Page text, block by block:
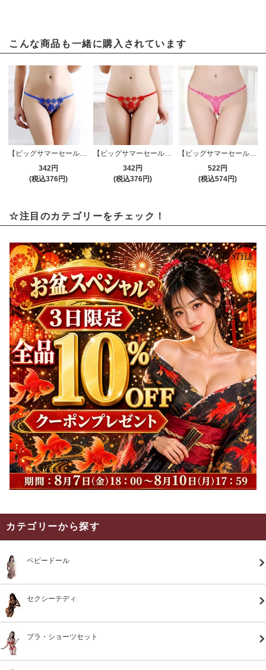
こんな商品も一緒に購入されています
【ビッグサマーセール対象品】Tバック・ショーツ(T-BACK・SHORTS) 166bl
342円
(税込376円)
【ビッグサマーセール対象品】Tバック・ショーツ(T-BACK・SHORTS) 166rd
342円
(税込376円)
【ビッグサマーセール対象品】Tバック・ショーツ(T-BACK・SHORTS) 191pk
522円
(税込574円)
☆注目のカテゴリーをチェック！
カテゴリーから探す
ベビードール
セクシーテディ
ブラ・ショーツセット